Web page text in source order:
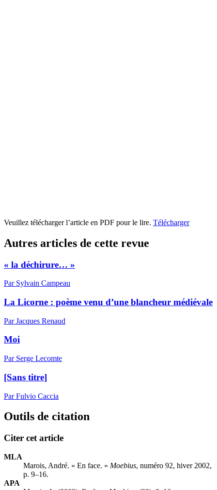
Veuillez télécharger l’article en PDF pour le lire. Télécharger
Autres articles de cette revue
« la déchirure… »
Par Sylvain Campeau
La Licorne : poème venu d’une blancheur médiévale
Par Jacques Renaud
Moi
Par Serge Lecomte
[Sans titre]
Par Fulvio Caccia
Outils de citation
Citer cet article
MLA
Marois, André. « En face. » Moebius, numéro 92, hiver 2002,
p. 9–16.
APA